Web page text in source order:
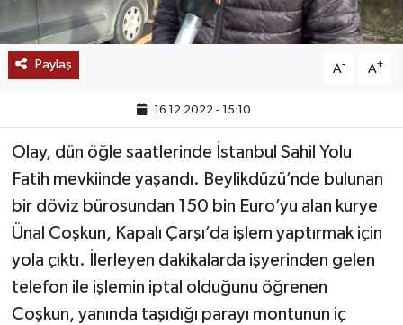
Paylaş A- A+
16.12.2022 - 15:10
Olay, dün öğle saatlerinde İstanbul Sahil Yolu
Fatih mevkiinde yaşandı. Beylikdüzü’nde bulunan
bir döviz bürosundan 150 bin Euro’yu alan kurye
Ünal Coşkun, Kapalı Çarşı’da işlem yaptırmak için
yola çıktı. İlerleyen dakikalarda işyerinden gelen
telefon ile işlemin iptal olduğunu öğrenen
Coşkun, yanında taşıdığı parayı montunun iç
POPÜLER
DÜNYA
MEDYA
OTOMOTİV
TEKNOLOJİ